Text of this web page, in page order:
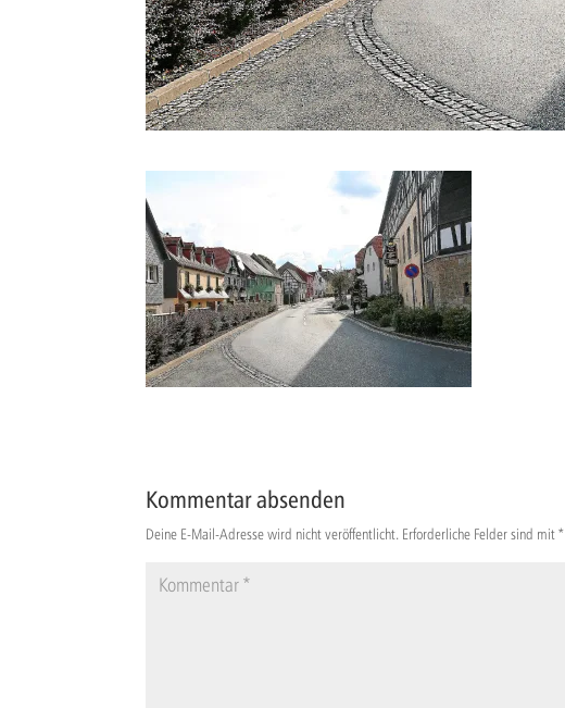
Kommentar absenden
Deine E-Mail-Adresse wird nicht veröffentlicht. Erforderliche Felder sind mit*